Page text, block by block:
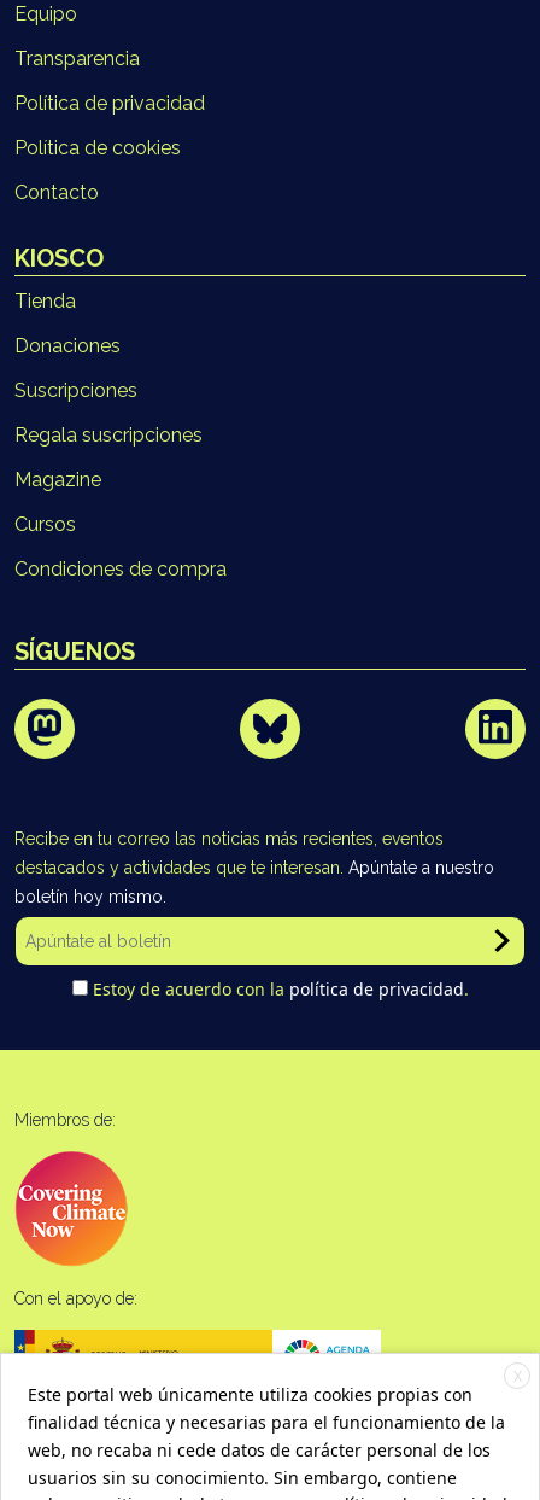
Equipo
Transparencia
Política de privacidad
Política de cookies
Contacto
KIOSCO
Tienda
Donaciones
Suscripciones
Regala suscripciones
Magazine
Cursos
Condiciones de compra
SÍGUENOS
Recibe en tu correo las noticias más recientes, eventos
destacados y actividades que te interesan. Apúntate a nuestro
boletín hoy mismo.
Estoy de acuerdo con la política de privacidad.
Miembros de:
Con el apoyo de:
X
Este portal web únicamente utiliza cookies propias con
finalidad técnica y necesarias para el funcionamiento de la
web, no recaba ni cede datos de carácter personal de los
usuarios sin su conocimiento. Sin embargo, contiene